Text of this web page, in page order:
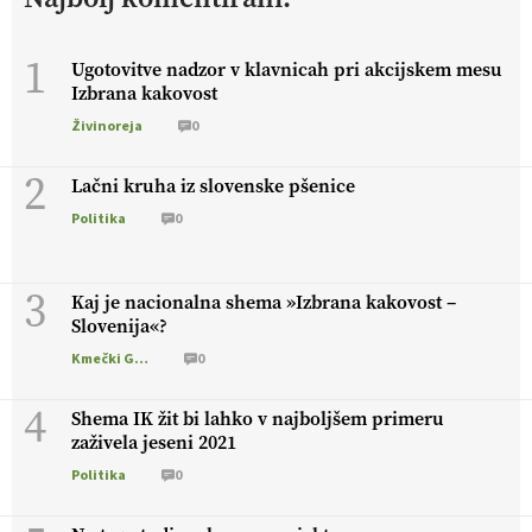
živali
, okolje
https://t.co/a1xatzEeid
tal na sušo in manj škodljivcev.
VEČ
https://t.co/PgMzHo6tt3
@EUAgri #IMCAP #CAP https://t.co/azYaR71AkI
[EKOloško = LOGIČNO ] Ekološka hrana: Resnica ali le dobra
reklama?
PRISLUHNITE
#vlog https://t.co/yev5PreiJu
1
Ugotovitve nadzor v klavnicah pri akcijskem mesu
Izbrana kakovost
Živinoreja 0
2 Lačni kruha iz slovenske pšenice
Politika 0
3
Kaj je nacionalna shema »Izbrana kakovost –
Slovenija«?
Kmečki Glas 0
4
Shema IK žit bi lahko v najboljšem primeru
zaživela jeseni 2021
Politika 0